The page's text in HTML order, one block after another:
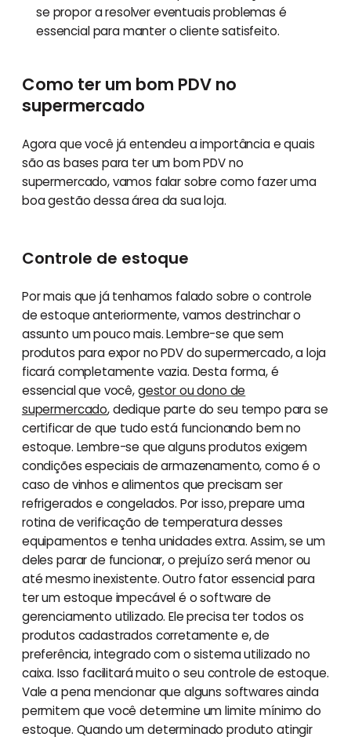
se propor a resolver eventuais problemas é
essencial para manter o cliente satisfeito.
Como ter um bom PDV no
supermercado
Agora que você já entendeu a importância e quais
são as bases para ter um bom PDV no
supermercado, vamos falar sobre como fazer uma
boa gestão dessa área da sua loja.
Controle de estoque
Por mais que já tenhamos falado sobre o controle
de estoque anteriormente, vamos destrinchar o
assunto um pouco mais. Lembre-se que sem
produtos para expor no PDV do supermercado, a loja
ficará completamente vazia. Desta forma, é
essencial que você,gestor ou dono de
supermercado, dedique parte do seu tempo para se
certificar de que tudo está funcionando bem no
estoque. Lembre-se que alguns produtos exigem
condições especiais de armazenamento, como é o
caso de vinhos e alimentos que precisam ser
refrigerados e congelados. Por isso, prepare uma
rotina de verificação de temperatura desses
equipamentos e tenha unidades extra. Assim, se um
deles parar de funcionar, o prejuízo será menor ou
até mesmo inexistente. Outro fator essencial para
ter um estoque impecável é o software de
gerenciamento utilizado. Ele precisa ter todos os
produtos cadastrados corretamente e, de
preferência, integrado com o sistema utilizado no
caixa. Isso facilitará muito o seu controle de estoque.
Vale a pena mencionar que alguns softwares ainda
permitem que você determine um limite mínimo do
estoque. Quando um determinado produto atingir